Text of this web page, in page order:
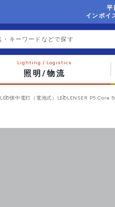
平
インボイ
照明/物流
LED懐中電灯（電池式） LEDLENSER P5 Core